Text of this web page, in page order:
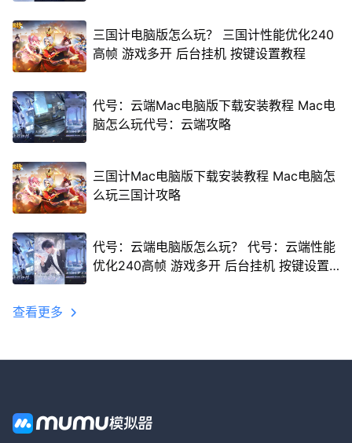
三国计电脑版怎么玩？ 三国计性能优化240
高帧 游戏多开 后台挂机 按键设置教程
代号：云端Mac电脑版下载安装教程 Mac电
脑怎么玩代号：云端攻略
三国计Mac电脑版下载安装教程 Mac电脑怎
么玩三国计攻略
代号：云端电脑版怎么玩？ 代号：云端性能
优化240高帧 游戏多开 后台挂机 按键设置
查看更多